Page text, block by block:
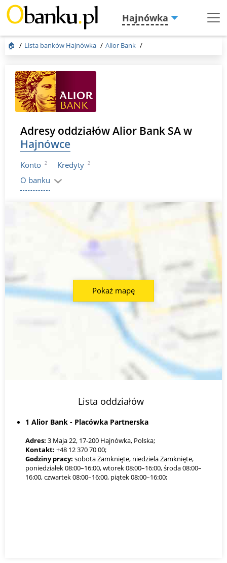
Hajnówka
Menu
🏠 Lista banków Hajnówka Alior Bank
Adresy oddziałów Alior Bank SA w
Hajnówce
Konto 2 Kredyty 2
O banku
Lista oddziałów
1 Alior Bank - Placówka Partnerska
Adres: 3 Maja 22, 17-200 Hajnówka, Polska;
Kontakt: +48 12 370 70 00;
Godziny pracy: sobota Zamknięte, niedziela Zamknięte,
poniedziałek 08:00–16:00, wtorek 08:00–16:00, środa 08:00–
16:00, czwartek 08:00–16:00, piątek 08:00–16:00;
Pokaż mapę